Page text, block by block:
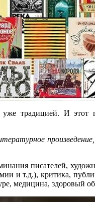
уже традицией. И
писателей,
и т.д.), критика,
медицина, здоровый